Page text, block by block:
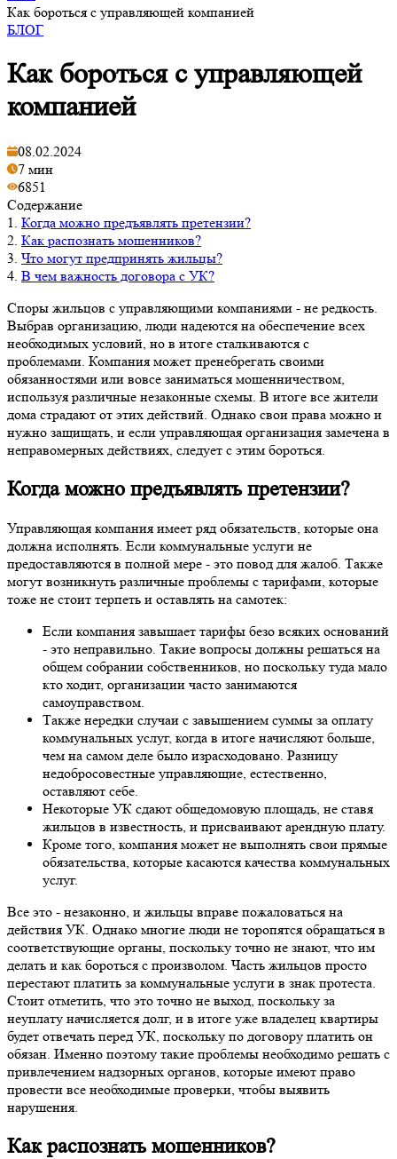
Как бороться с управляющей компанией
БЛОГ
Как бороться с управляющей
компанией
08.02.2024
7 мин
6851
Содержание
1. Когда можно предъявлять претензии?
2. Как распознать мошенников?
3. Что могут предпринять жильцы?
4. В чем важность договора с УК?
Споры жильцов с управляющими компаниями - не редкость.
Выбрав организацию, люди надеются на обеспечение всех
необходимых условий, но в итоге сталкиваются с
проблемами. Компания может пренебрегать своими
обязанностями или вовсе заниматься мошенничеством,
используя различные незаконные схемы. В итоге все жители
дома страдают от этих действий. Однако свои права можно и
нужно защищать, и если управляющая организация замечена в
неправомерных действиях, следует с этим бороться.
Когда можно предъявлять претензии?
Управляющая компания имеет ряд обязательств, которые она
должна исполнять. Если коммунальные услуги не
предоставляются в полной мере - это повод для жалоб. Также
могут возникнуть различные проблемы с тарифами, которые
тоже не стоит терпеть и оставлять на самотек:
Если компания завышает тарифы безо всяких оснований
- это неправильно. Такие вопросы должны решаться на
общем собрании собственников, но поскольку туда мало
кто ходит, организации часто занимаются
самоуправством.
Также нередки случаи с завышением суммы за оплату
коммунальных услуг, когда в итоге начисляют больше,
чем на самом деле было израсходовано. Разницу
недобросовестные управляющие, естественно,
оставляют себе.
Некоторые УК сдают общедомовую площадь, не ставя
жильцов в известность, и присваивают арендную плату.
Кроме того, компания может не выполнять свои прямые
обязательства, которые касаются качества коммунальных
услуг.
Все это - незаконно, и жильцы вправе пожаловаться на
действия УК. Однако многие люди не торопятся обращаться в
соответствующие органы, поскольку точно не знают, что им
делать и как бороться с произволом. Часть жильцов просто
перестают платить за коммунальные услуги в знак протеста.
Стоит отметить, что это точно не выход, поскольку за
неуплату начисляется долг, и в итоге уже владелец квартиры
будет отвечать перед УК, поскольку по договору платить он
обязан. Именно поэтому такие проблемы необходимо решать с
привлечением надзорных органов, которые имеют право
провести все необходимые проверки, чтобы выявить
нарушения.
Как распознать мошенников?